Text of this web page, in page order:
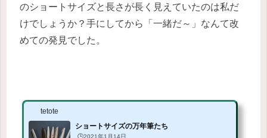
のショートサイズと長さが長く見えていたのは私だ
けでしょうか？手にしてから「一緒だ～」なんて改
めての発見でした。
tetote
ショートサイズの万年筆たち
🕒️2021年1月14日